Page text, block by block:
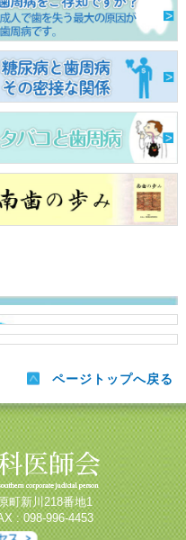
ページトップへ戻る
町新川218番地1
: 098-996-4453